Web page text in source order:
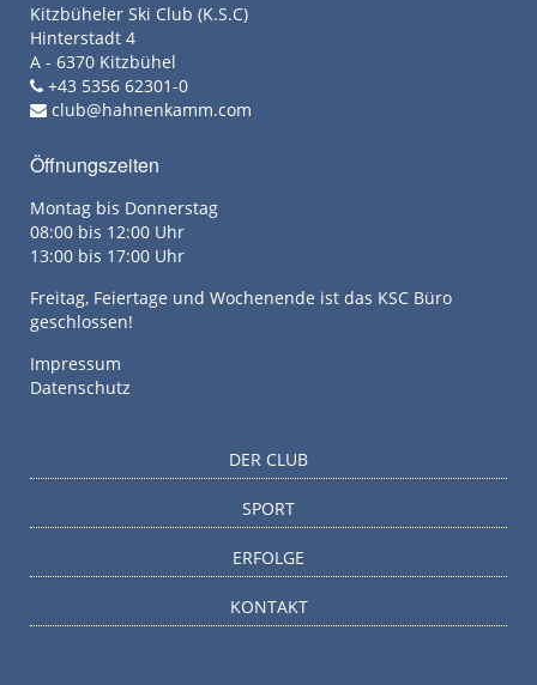
Kitzbüheler Ski Club (K.S.C)
Hinterstadt 4
A - 6370 Kitzbühel
+43 5356 62301-0
club@hahnenkamm.com
Öffnungszeiten
Montag bis Donnerstag
08:00 bis 12:00 Uhr
13:00 bis 17:00 Uhr
Freitag, Feiertage und Wochenende ist das KSC Büro
geschlossen!
Impressum
Datenschutz
DER CLUB
SPORT
ERFOLGE
KONTAKT